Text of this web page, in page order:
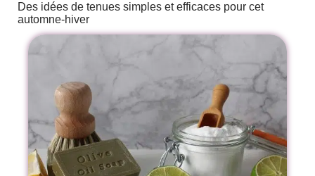
Des idées de tenues simples et efficaces pour cet
automne-hiver